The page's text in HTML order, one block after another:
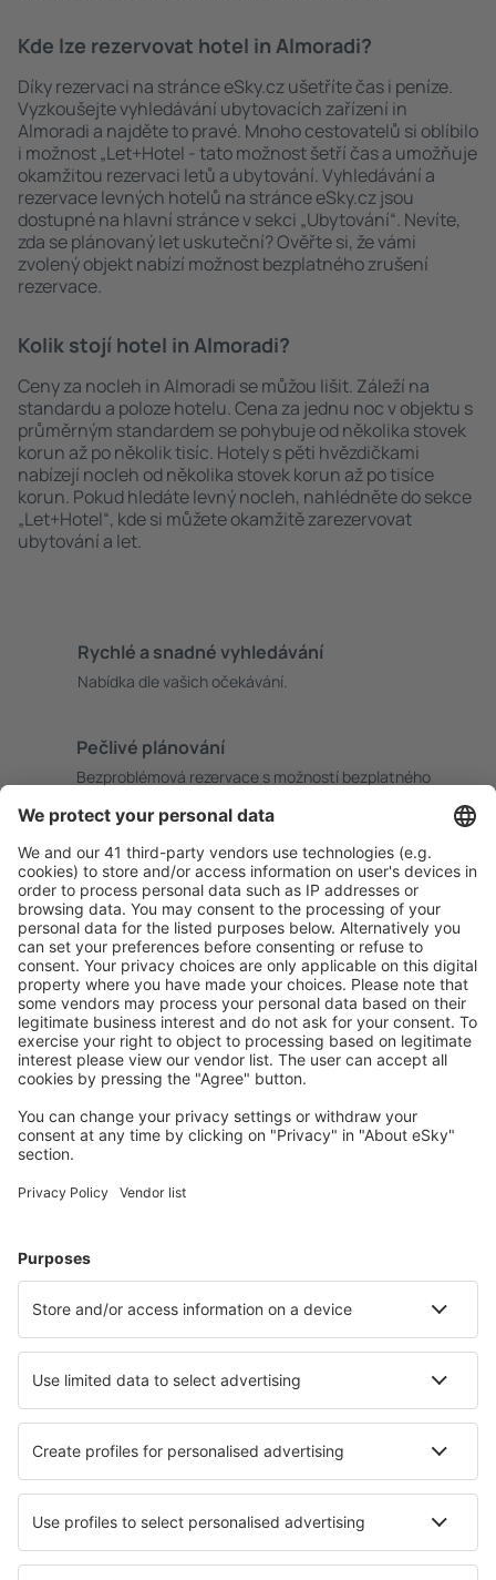
Kde lze rezervovat hotel in Almoradi?
Díky rezervaci na stránce eSky.cz ušetříte čas i peníze.
Vyzkoušejte vyhledávání ubytovacích zařízení in
Almoradi a najděte to pravé. Mnoho cestovatelů si oblíbilo
i možnost „Let+Hotel - tato možnost šetří čas a umožňuje
okamžitou rezervaci letů a ubytování. Vyhledávání a
rezervace levných hotelů na stránce eSky.cz jsou
dostupné na hlavní stránce v sekci „Ubytování“. Nevíte,
zda se plánovaný let uskuteční? Ověřte si, že vámi
zvolený objekt nabízí možnost bezplatného zrušení
rezervace.
Kolik stojí hotel in Almoradi?
Ceny za nocleh in Almoradi se můžou lišit. Záleží na
standardu a poloze hotelu. Cena za jednu noc v objektu s
průměrným standardem se pohybuje od několika stovek
korun až po několik tisíc. Hotely s pěti hvězdičkami
nabízejí nocleh od několika stovek korun až po tisíce
korun. Pokud hledáte levný nocleh, nahlédněte do sekce
„Let+Hotel“, kde si můžete okamžitě zarezervovat
ubytování a let.
Rychlé a snadné vyhledávání
Nabídka dle vašich očekávání.
Pečlivé plánování
Bezproblémová rezervace s možností bezplatného
S námi ušetříte
Atraktivní ceny a speciální nabídky pro přihlášené
uživatele.
Ubytování dle vašeho gusta
Vyberte si z více než 1.3 milionu zařízení: hotelů,
apartmánů, chat a dalších.
Hotely ve Španělsku - Oblíbená města
Hotely in Santa Cruz de Tenerife Hotely in Cambrils
Hotely in Sant Feliu De Guixols
Nejlepší hotely - města
Hotely in Krasnik Hotely in Pederobba
Hotely in Chengde Hotely in Vedano al Lambro